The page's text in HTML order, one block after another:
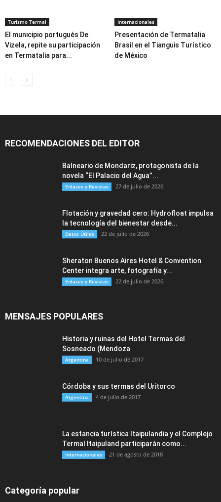
Turismo Termal
El municipio portugués De
Vizela, repite su participación
en Termatalia para...
Internacionales
Presentación de Termatalia
Brasil en el Tianguis Turístico
de México
RECOMENDACIONES DEL EDITOR
Balneario de Mondariz, protagonista de la
novela “El Palacio del Agua”...
Enlaces y Revistas 27 de julio de 2026
Flotación y gravedad cero: Hydrofloat impulsa
la tecnología del bienestar desde...
Datos Útiles 22 de julio de 2026
Sheraton Buenos Aires Hotel & Convention
Center integra arte, fotografía y...
Enlaces y Revistas 22 de julio de 2026
MENSAJES POPULARES
Historia y ruinas del Hotel Termas del
Sosneado (Mendoza
Argentina 10 de julio de 2017
Córdoba y sus termas del Uritorco
Argentina 4 de julio de 2017
La estancia turística Itaipulandia y el Complejo
Termal Itaipuland participarán como...
Internacionales 21 de agosto de 2018
Categoría popular